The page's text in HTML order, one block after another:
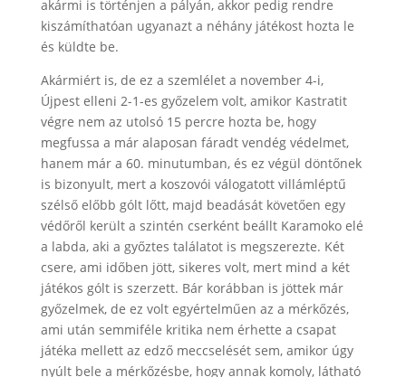
akármi is történjen a pályán, akkor pedig rendre
kiszámíthatóan ugyanazt a néhány játékost hozta le
és küldte be.
Akármiért is, de ez a szemlélet a november 4-i,
Újpest elleni 2-1-es győzelem volt, amikor Kastratit
végre nem az utolsó 15 percre hozta be, hogy
megfussa a már alaposan fáradt vendég védelmet,
hanem már a 60. minutumban, és ez végül döntőnek
is bizonyult, mert a koszovói válogatott villámléptű
szélső előbb gólt lőtt, majd beadását követően egy
védőről került a szintén cserként beállt Karamoko elé
a labda, aki a győztes találatot is megszerezte. Két
csere, ami időben jött, sikeres volt, mert mind a két
játékos gólt is szerzett. Bár korábban is jöttek már
győzelmek, de ez volt egyértelműen az a mérkőzés,
ami után semmiféle kritika nem érhette a csapat
játéka mellett az edző meccselését sem, amikor úgy
nyúlt bele a mérkőzésbe, hogy annak komoly, látható